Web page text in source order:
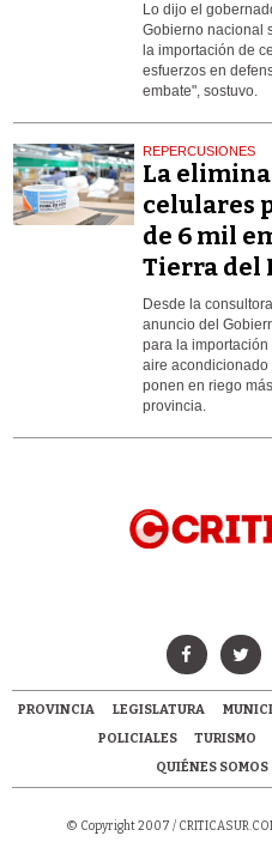
Lo dijo el
Gobierno nacional
la importación de
esfuerzos en
embate", sostuvo.
REPERCUSIONES
La
celulares
de 6 mil
Tierra del
Desde la
anuncio del
para la
aire acondicionado
ponen en riego
provincia.
PROVINCIA LEGISLATURA
POLICIALES
TURISMO
QUIÉNES SOMOS
© Copyright 2007 /